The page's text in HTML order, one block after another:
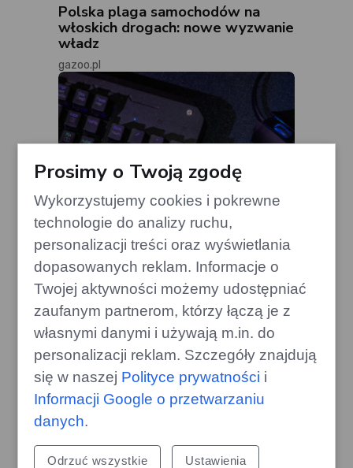
Polska plaga samochodów na
włoskich drogach: nowe wyzwanie
władz
gazoo.pl
Przyszłość gier XBOX na Steamie:
Microsoft analizuje strategię
gamecorner.pl
Prosimy o Twoją zgodę
Wykorzystujemy cookies i pokrewne
technologie do analizy ruchu,
personalizacji treści oraz wyświetlania
dopasowanych reklam. Informacje o
Twojej aktywności możemy udostępniać
zaufanym partnerom, którzy łączą je z
własnymi danymi i używają m.in. do
personalizacji reklam. Szczegóły znajdują
się w naszej Polityce prywatności i
Informacji Google o przetwarzaniu
danych.
Odrzuć wszystkie Ustawienia